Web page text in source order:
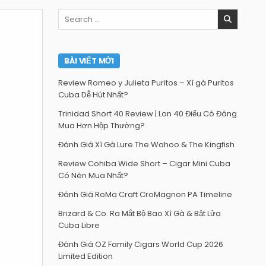
Search
for:
BÀI VIẾT MỚI
Review Romeo y Julieta Puritos – Xì gà Puritos
Cuba Dễ Hút Nhất?
Trinidad Short 40 Review | Lon 40 Điếu Có Đáng
Mua Hơn Hộp Thường?
Đánh Giá Xì Gà Lure The Wahoo & The Kingfish
Review Cohiba Wide Short – Cigar Mini Cuba
Có Nên Mua Nhất?
Đánh Giá RoMa Craft CroMagnon PA Timeline
Brizard & Co. Ra Mắt Bộ Bao Xì Gà & Bật Lửa
Cuba Libre
Đánh Giá OZ Family Cigars World Cup 2026
Limited Edition